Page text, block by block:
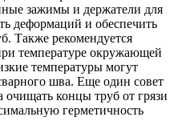
зажимы и держатели для
деформаций и обеспечить
Также рекомендуется
температуре окружающей
температуры могут
шва. Еще один совет
очищать концы труб от грязи
герметичность